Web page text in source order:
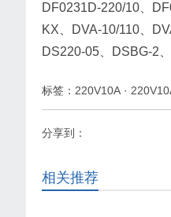
DF0231D-220/10、
KX、DVA-10/110、
DS220-05、DSBG-2
标签： 220V10A ·
分享到：
相关推荐